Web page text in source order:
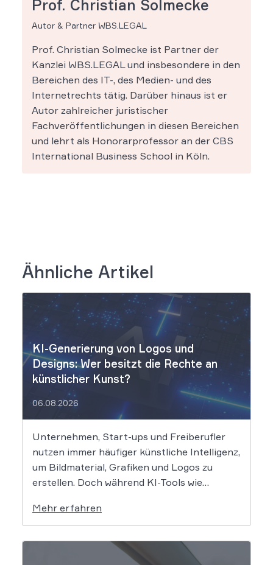
Prof. Christian Solmecke
Autor & Partner WBS.LEGAL
Prof. Christian Solmecke ist Partner der
Kanzlei WBS.LEGAL und insbesondere in den
Bereichen des IT-, des Medien- und des
Internetrechts tätig. Darüber hinaus ist er
Autor zahlreicher juristischer
Fachveröffentlichungen in diesen Bereichen
und lehrt als Honorarprofessor an der CBS
International Business School in Köln.
Ähnliche Artikel
KI-Generierung von Logos und
Designs: Wer besitzt die Rechte an
künstlicher Kunst?
06.08.2026
Unternehmen, Start-ups und Freiberufler
nutzen immer häufiger künstliche Intelligenz,
um Bildmaterial, Grafiken und Logos zu
erstellen. Doch während KI-Tools wie
Sekundenschnelle beeindruckende
Ergebnisse liefern, wirft der Einsatz von
Algorithmen in der Kreativbranche
komplexe juristische Fragen auf. Das
Mehr erfahren